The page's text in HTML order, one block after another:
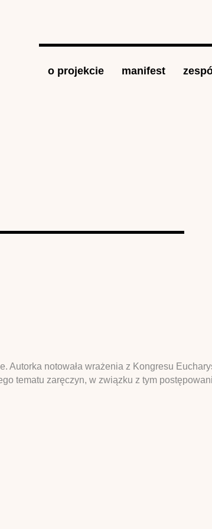
o projekcie manifest
Autorka notowała wrażenia z Kongresu
tematu zaręczyn, w związku z tym